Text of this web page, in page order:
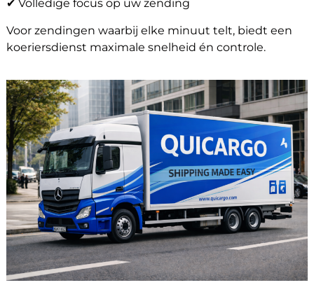
English
Log
in
Sign
up
✔ Volledige focus op uw zending
Voor zendingen waarbij elke minuut telt, biedt een
koeriersdienst maximale snelheid én controle.